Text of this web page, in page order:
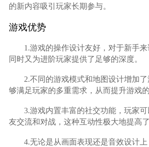
的新内容吸引玩家长期参与。
游戏优势
1.游戏的操作设计友好，对于新手来
同时又为进阶玩家提供了足够的深度。
2.不同的游戏模式和地图设计增加
够满足玩家的多重需求，从而提升游戏的
3.游戏内置丰富的社交功能，玩家
友交流和对战，这种互动性极大地提高了
4.无论是从画面表现还是音效设计